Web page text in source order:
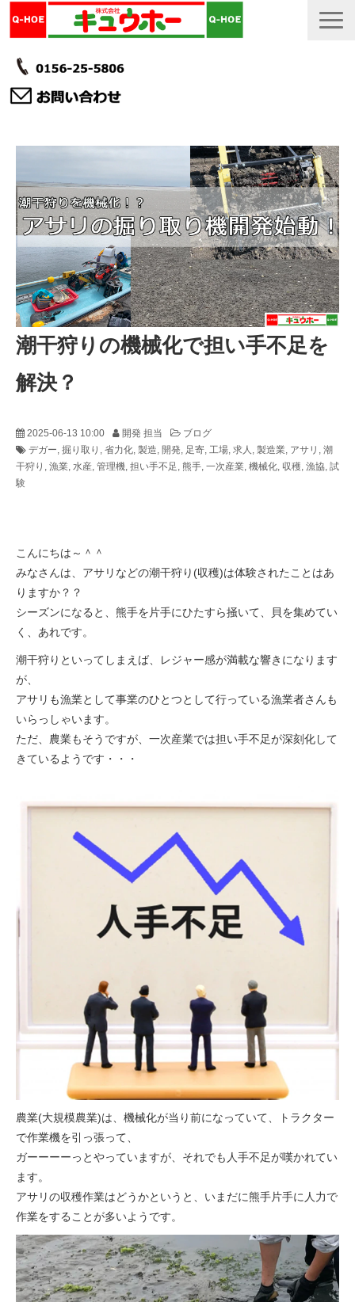
カタログ・冊子 DL
説明書
製品一覧
会社情報
採用情報
更新履歴
潮干狩りの機械化で担い手不足を
解決？
2025-06-13 10:00 開発 担当
ブログ
デガー 掘り取り 省力化 製造 開発 足寄 工場 求人 製造業 アサリ
潮
干狩り
漁業 水産 管理機 担い手不足 熊手 一次産業 機械化 収穫 漁協 試
験
こんにちは～＾＾
みなさんは、アサリなどの潮干狩り(収穫)は体験されたことはあ
りますか？？
シーズンになると、熊手を片手にひたすら掻いて、貝を集めてい
く、あれです。
潮干狩りといってしまえば、レジャー感が満載な響きになります
が、
アサリも漁業として事業のひとつとして行っている漁業者さんも
いらっしゃいます。
ただ、農業もそうですが、一次産業では担い手不足が深刻化して
きているようです・・・
農業(大規模農業)は、機械化が当り前になっていて、トラクター
で作業機を引っ張って、
ガーーーーっとやっていますが、それでも人手不足が嘆かれてい
ます。
アサリの収穫作業はどうかというと、いまだに熊手片手に人力で
作業をすることが多いようです。